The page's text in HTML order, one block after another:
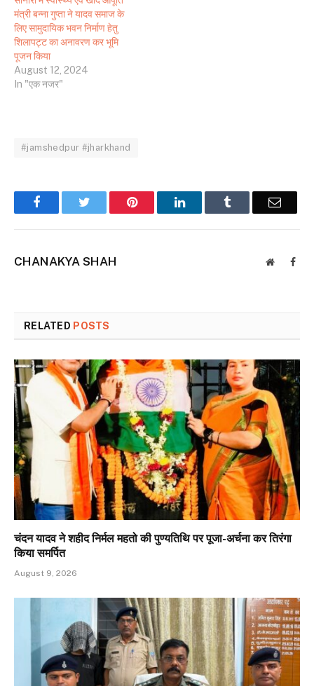
मंत्री बन्ना गुप्ता ने यादव समाज के
लिए सामुदायिक भवन निर्माण हेतु
शिलापट्ट का अनावरण कर भूमि
पूजन किया
August 12, 2024
In "एक नजर"
#jamshedpur #jharkhand
FacebookTwitter Pinterest LinkedInTumblr Email
CHANAKYA SHAH Website
RELATED POSTS
चंदन यादव ने शहीद निर्मल महतो की पुण्यतिथि पर पूजा-अर्चना कर तिरंगा
किया समर्पित
August 9, 2026